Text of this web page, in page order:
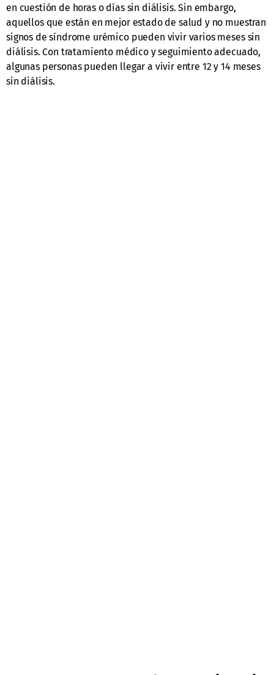
en cuestión de horas o días sin diálisis. Sin embargo,
aquellos que están en mejor estado de salud y no muestran
signos de síndrome urémico pueden vivir varios meses sin
diálisis. Con tratamiento médico y seguimiento adecuado,
algunas personas pueden llegar a vivir entre 12 y 14 meses
sin diálisis.